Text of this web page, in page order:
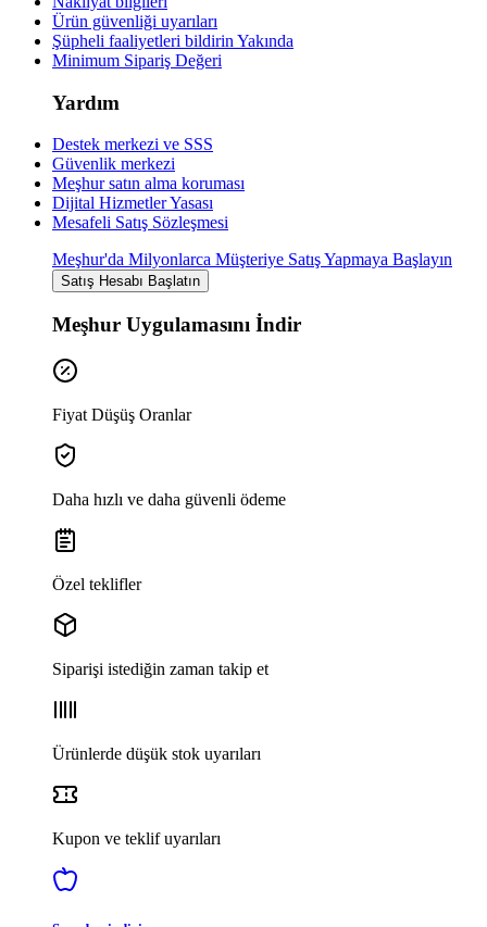
Ürün güvenliği uyarıları
Şüpheli faaliyetleri bildirin Yakında
Minimum Sipariş Değeri
Yardım
Destek merkezi ve SSS
Güvenlik merkezi
Meşhur satın alma koruması
Dijital Hizmetler Yasası
Mesafeli Satış Sözleşmesi
Meşhur'da Milyonlarca Müşteriye Satış Yapmaya Başlayın
Satış Hesabı Başlatın
Meşhur Uygulamasını İndir
Fiyat Düşüş Oranlar
Daha hızlı ve daha güvenli ödeme
Özel teklifler
Siparişi istediğin zaman takip et
Ürünlerde düşük stok uyarıları
Kupon ve teklif uyarıları